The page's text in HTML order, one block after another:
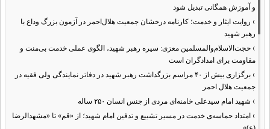
و آموزش همگانی تبدیل شود
› روایت ایثار و خدمت؛ کارنامه درخشان جمعیت هلال‌احمر در آزمون بزرگ وداع با
رهبر شهید
› حجت‌الاسلام‌والمسلمین معزی: سیره رهبر شهید، الگوی عملی خدمت بی‌منت و
مقاومت برای امدادگران است
›
برگزاری بیش از ۴۰ مراسم بزرگداشت رهبر شهید در دفاتر نمایندگی ولی فقیه در
جمعیت هلال احمر
› شهید امام سیدعلی خامنه‌ای مردی از جنس انسان ۲۵۰ ساله
› امتداد حماسه‌ی خدمت در مسیر تشییع و تدفین امام شهید؛ از «قم» تا «مشهدالرضا